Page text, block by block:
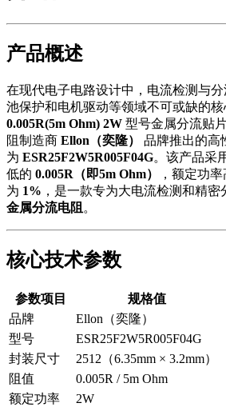
产品概述
在现代电子电路设计中，电流检测与
池保护和电机驱动等领域不可或缺的核
0.005R(5m Ohm) 2W 型号金属分流贴
阻制造商 Ellon（奕隆）
品牌推出的高
为 ESR25F2W5R005F04G。该产品采
低的 0.005R（即5m Ohm） ，额定功
为 1% ，是一款专为大电流检测和精
金属分流电阻 。
核心技术参数
参数项目
规格值
品牌
Ellon（奕隆）
型号
ESR25F2W5R005F04G
封装尺寸
2512（6.35mm × 3.2mm）
阻值
0.005R / 5m Ohm
额定功率
2W